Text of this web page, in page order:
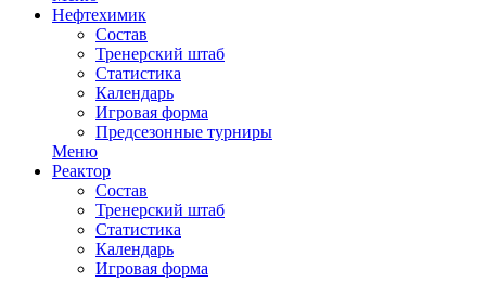
Нефтехимик
Состав
Тренерский штаб
Статистика
Календарь
Игровая форма
Предсезонные турниры
Меню
Реактор
Состав
Тренерский штаб
Статистика
Календарь
Игровая форма